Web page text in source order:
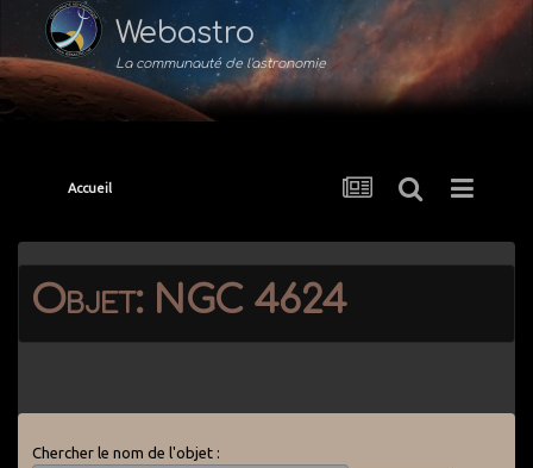
Webastro
La communauté de l'astronomie
Accueil
Objet: NGC 4624
Chercher le nom de l'objet :